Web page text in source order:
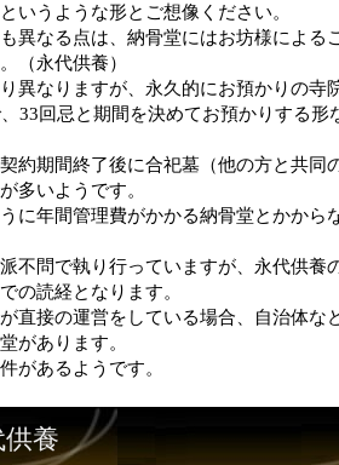
いうような形とご想像ください。
異なる点は、納骨堂にはお坊様による
（永代供養）
異なりますが、永久的にお預かりの寺
33回忌と期間を決めてお預かりする形
約期間終了後に合祀墓（他の方と共同
多いようです。
に年間管理費がかかる納骨堂とかから
不問で執り行っていますが、永代供養
の読経となります。
直接の運営をしている場合、自治体な
があります。
があるようです。
養